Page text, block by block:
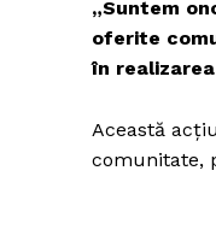
„Suntem
oferite
în
Această
comunitate,